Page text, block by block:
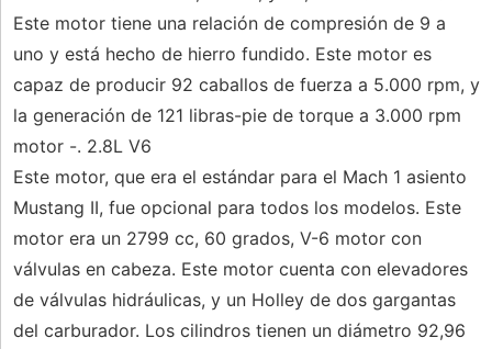
Este motor tiene una relación de compresión de 9 a
uno y está hecho de hierro fundido. Este motor es
capaz de producir 92 caballos de fuerza a 5.000 rpm, y
la generación de 121 libras-pie de torque a 3.000 rpm
motor -. 2.8L V6
Este motor, que era el estándar para el Mach 1 asiento
Mustang II, fue opcional para todos los modelos. Este
motor era un 2799 cc, 60 grados, V-6 motor con
válvulas en cabeza. Este motor cuenta con elevadores
de válvulas hidráulicas, y un Holley de dos gargantas
del carburador. Los cilindros tienen un diámetro 92,96